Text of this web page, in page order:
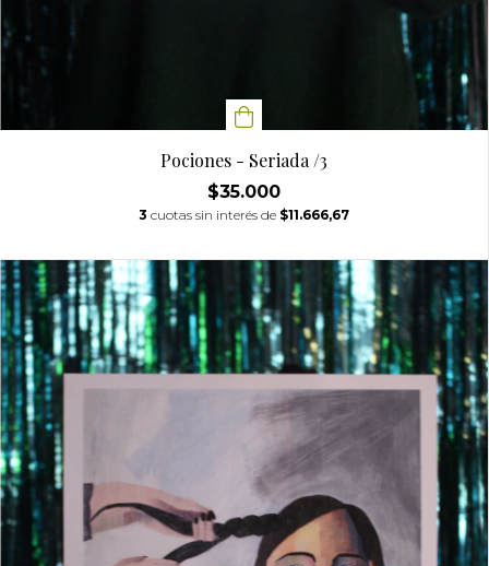
Pociones - Seriada /3
$35.000
3 cuotas sin interés de $11.666,67